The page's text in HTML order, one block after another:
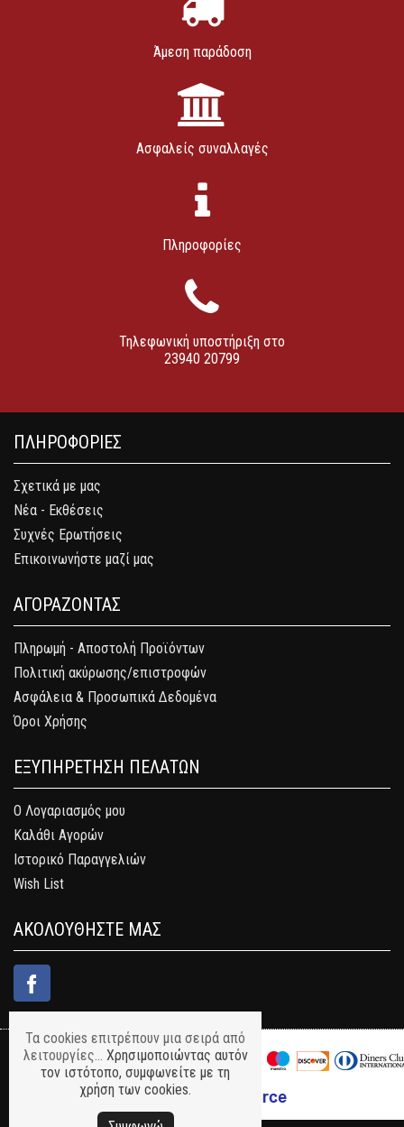
Άμεση παράδοση
Ασφαλείς συναλλαγές
Πληροφορίες
Τηλεφωνική υποστήριξη στο
23940 20799
ΠΛΗΡΟΦΟΡΙΕΣ
Σχετικά με μας
Νέα - Εκθέσεις
Συχνές Ερωτήσεις
Επικοινωνήστε μαζί μας
ΑΓΟΡΑΖΟΝΤΑΣ
Πληρωμή - Αποστολή Προϊόντων
Πολιτική ακύρωσης/επιστροφών
Ασφάλεια & Προσωπικά Δεδομένα
Όροι Χρήσης
ΕΞΥΠΗΡΕΤΗΣΗ ΠΕΛΑΤΩΝ
Ο Λογαριασμός μου
Καλάθι Αγορών
Ιστορικό Παραγγελιών
Wish List
ΑΚΟΛΟΥΘΗΣΤΕ ΜΑΣ
Τα cookies επιτρέπουν μια σειρά από
λειτουργίες... Χρησιμοποιώντας αυτόν
τον ιστότοπο, συμφωνείτε με τη
χρήση των cookies.